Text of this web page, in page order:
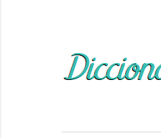
contenido